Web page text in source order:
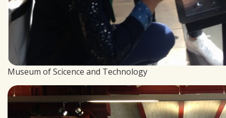
Museum of Scicence and Technology